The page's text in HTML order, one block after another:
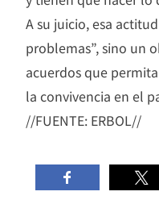
A su juicio, esa
problemas”, sino un
acuerdos que
la convivencia en el
//FUENTE: ERBOL//